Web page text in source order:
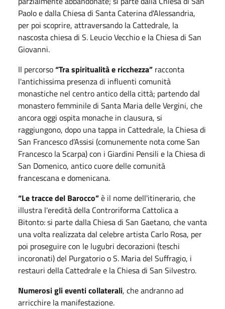
Paolo e dalla Chiesa di Santa Caterina d'Alessandria,
per poi scoprire, attraversando la Cattedrale, la
nascosta chiesa di S. Leucio Vecchio e la Chiesa di San
Giovanni.
Il percorso“Tra spiritualità e ricchezza” racconta
l'antichissima presenza di influenti comunità
monastiche nel centro antico della città; partendo dal
monastero femminile di Santa Maria delle Vergini, che
ancora oggi ospita monache in clausura, si
raggiungono, dopo una tappa in Cattedrale, la Chiesa di
San Francesco d’Assisi (comunemente nota come San
Francesco la Scarpa) con i Giardini Pensili e la Chiesa di
San Domenico, antico cuore delle comunità
francescana e domenicana.
“Le tracce del Barocco”è il nome dell'itinerario, che
illustra l'eredità della Controriforma Cattolica a
Bitonto: si parte dalla Chiesa di San Gaetano, che vanta
una volta realizzata dal celebre artista Carlo Rosa, per
poi proseguire con le lugubri decorazioni (teschi
incoronati) del Purgatorio o S. Maria del Suffragio, i
restauri della Cattedrale e la Chiesa di San Silvestro.
Numerosi glieventi collaterali, che andranno ad
arricchire la manifestazione.